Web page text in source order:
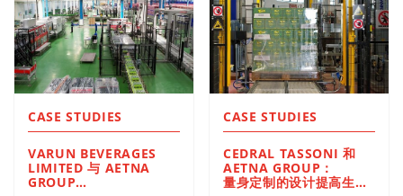
CASE STUDIES
VARUN BEVERAGES
LIMITED 与 AETNA
GROUP
CASE STUDIES
CEDRAL TASSONI 和
AETNA GROUP：
量身定制的设计提高生产